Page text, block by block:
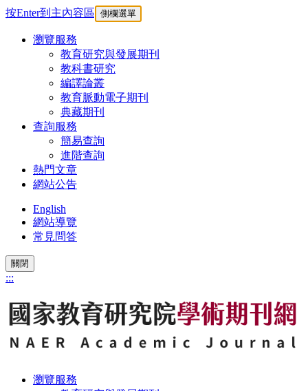
按Enter到主內容區 側欄選單
瀏覽服務
教育研究與發展期刊
教科書研究
編譯論叢
教育脈動電子期刊
典藏期刊
查詢服務
簡易查詢
進階查詢
熱門文章
網站公告
English
網站導覽
常見問答
關閉
:::
瀏覽服務